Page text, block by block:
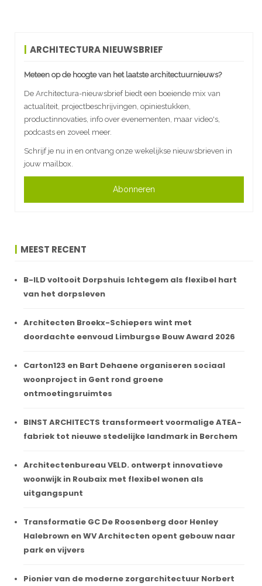
ARCHITECTURA NIEUWSBRIEF
Meteen op de hoogte van het laatste architectuurnieuws?
De Architectura-nieuwsbrief biedt een boeiende mix van
actualiteit, projectbeschrijvingen, opiniestukken,
productinnovaties, info over evenementen, maar video's,
podcasts en zoveel meer.
Schrijf je nu in en ontvang onze wekelijkse nieuwsbrieven in
jouw mailbox.
Abonneren
MEEST RECENT
B-ILD voltooit Dorpshuis Ichtegem als flexibel hart
van het dorpsleven
Architecten Broekx-Schiepers wint met
doordachte eenvoud Limburgse Bouw Award 2026
Carton123 en Bart Dehaene organiseren sociaal
woonproject in Gent rond groene
ontmoetingsruimtes
BINST ARCHITECTS transformeert voormalige ATEA-
fabriek tot nieuwe stedelijke landmark in Berchem
Architectenbureau VELD. ontwerpt innovatieve
woonwijk in Roubaix met flexibel wonen als
uitgangspunt
Transformatie GC De Roosenberg door Henley
Halebrown en WV Architecten opent gebouw naar
park en vijvers
Pionier van de moderne zorgarchitectuur Norbert